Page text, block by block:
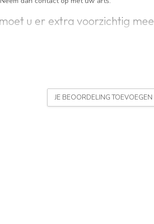
u er extra voorzichtig mee
de nieren (ernstig
JE BEOORDELING TOEVOEGEN